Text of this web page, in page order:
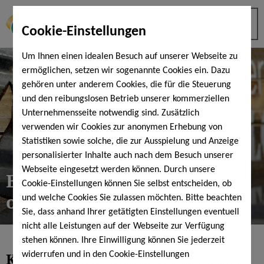
Cookie-Einstellungen
Um Ihnen einen idealen Besuch auf unserer Webseite zu
ermöglichen, setzen wir sogenannte Cookies ein. Dazu
gehören unter anderem Cookies, die für die Steuerung
und den reibungslosen Betrieb unserer kommerziellen
Unternehmensseite notwendig sind. Zusätzlich
verwenden wir Cookies zur anonymen Erhebung von
Statistiken sowie solche, die zur Ausspielung und Anzeige
personalisierter Inhalte auch nach dem Besuch unserer
Webseite eingesetzt werden können. Durch unsere
Cookie-Einstellungen können Sie selbst entscheiden, ob
und welche Cookies Sie zulassen möchten. Bitte beachten
Sie, dass anhand Ihrer getätigten Einstellungen eventuell
nicht alle Leistungen auf der Webseite zur Verfügung
stehen können. Ihre Einwilligung können Sie jederzeit
widerrufen und in den Cookie-Einstellungen
BadeShop & lost and found
office
KissSalis BadeShop